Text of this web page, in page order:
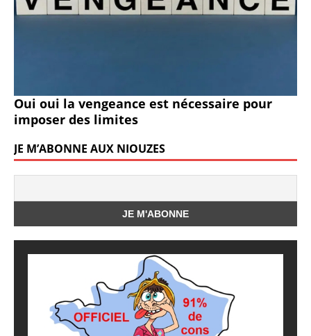
Oui oui la vengeance est nécessaire pour
imposer des limites
JE M’ABONNE AUX NIOUZES